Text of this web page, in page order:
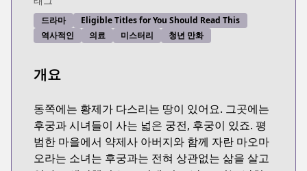
드라마
Eligible Titles for You Should Read This
역사적인
의료 미스터리 청년 만화
개요
동쪽에는 황제가 다스리는 땅이 있어요. 그곳에는
후궁과 시녀들이 사는 넓은 궁전, 후궁이 있죠. 평
범한 마을에서 약제사 아버지와 함께 자란 마오마
오라는 소녀는 후궁과는 전혀 상관없는 삶을 살고